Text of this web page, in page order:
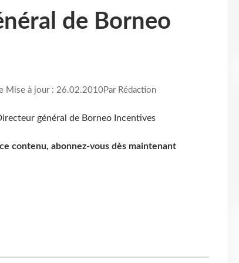
de Borneo
Mise à jour : 26.02.2010Par Rédaction
contenu, abonnez-vous dès maintenant